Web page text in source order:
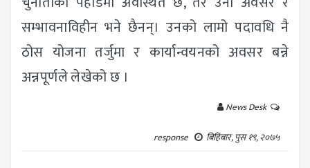
सम्भावनाविहीन भने छैनन्। उनको लामो पदावधि नै
ठोस योजना तर्जुमा र कार्यान्वयनको अवसर बन्ने
अन्नपूर्णले लेखेको छ ।
News Desk
response
बिहिबार, पुस १९, २०७५